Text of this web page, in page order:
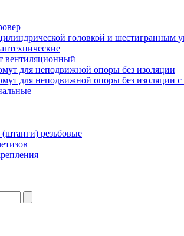
головкой и шестигранным
вентиляционный
для неподвижной опоры без изоляции
для неподвижной опоры без изоляции с
резьбовые